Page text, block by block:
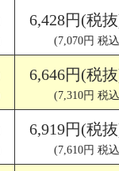
6,428円(税
(7,070円 税
6,646円(税
(7,310円 税
6,919円(税
(7,610円 税